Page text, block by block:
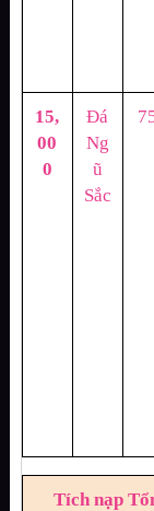
15,
00
0
Đá
Ng
ũ
Sắc
Tích nạp